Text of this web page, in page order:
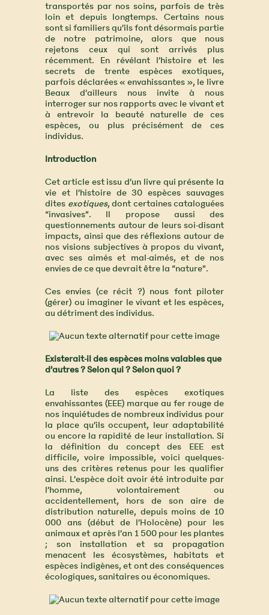
transportés par nos soins, parfois de très
loin et depuis longtemps. Certains nous
sont si familiers qu’ils font désormais partie
de notre patrimoine, alors que nous
rejetons ceux qui sont arrivés plus
récemment. En révélant l’histoire et les
secrets de trente espèces exotiques,
parfois déclarées « envahissantes », le livre
Beaux d’ailleurs nous invite à nous
interroger sur nos rapports avec le vivant et
à entrevoir la beauté naturelle de ces
espèces, ou plus précisément de ces
individus.
Introduction
Cet article est issu d’un livre qui présente la
vie et l’histoire de 30 espèces sauvages
dites exotiques, dont certaines cataloguées
“invasives”. Il propose aussi des
questionnements autour de leurs soi-disant
impacts, ainsi que des réflexions autour de
nos visions subjectives à propos du vivant,
avec ses aimés et mal-aimés, et de nos
envies de ce que devrait être la “nature”.
Ces envies (ce récit ?) nous font piloter
(gérer) ou imaginer le vivant et les espèces,
au détriment des individus.
Existerait-il des espèces moins valables que
d’autres ? Selon qui ? Selon quoi ?
La liste des espèces exotiques
envahissantes (EEE) marque au fer rouge de
nos inquiétudes de nombreux individus pour
la place qu’ils occupent, leur adaptabilité
ou encore la rapidité de leur installation. Si
la définition du concept des EEE est
difficile, voire impossible, voici quelques-
uns des critères retenus pour les qualifier
ainsi. L’espèce doit avoir été introduite par
l’homme, volontairement ou
accidentellement, hors de son aire de
distribution naturelle, depuis moins de 10
000 ans (début de l’Holocène) pour les
animaux et après l’an 1 500 pour les plantes
; son installation et sa propagation
menacent les écosystèmes, habitats et
espèces indigènes, et ont des conséquences
écologiques, sanitaires ou économiques.